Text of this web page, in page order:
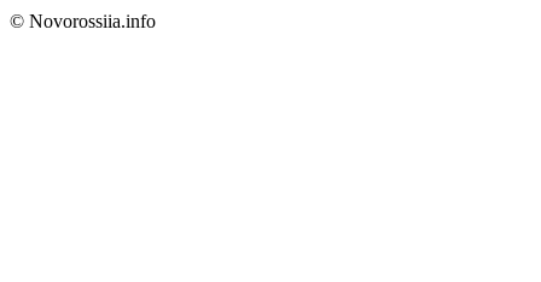
© Novorossiia.info